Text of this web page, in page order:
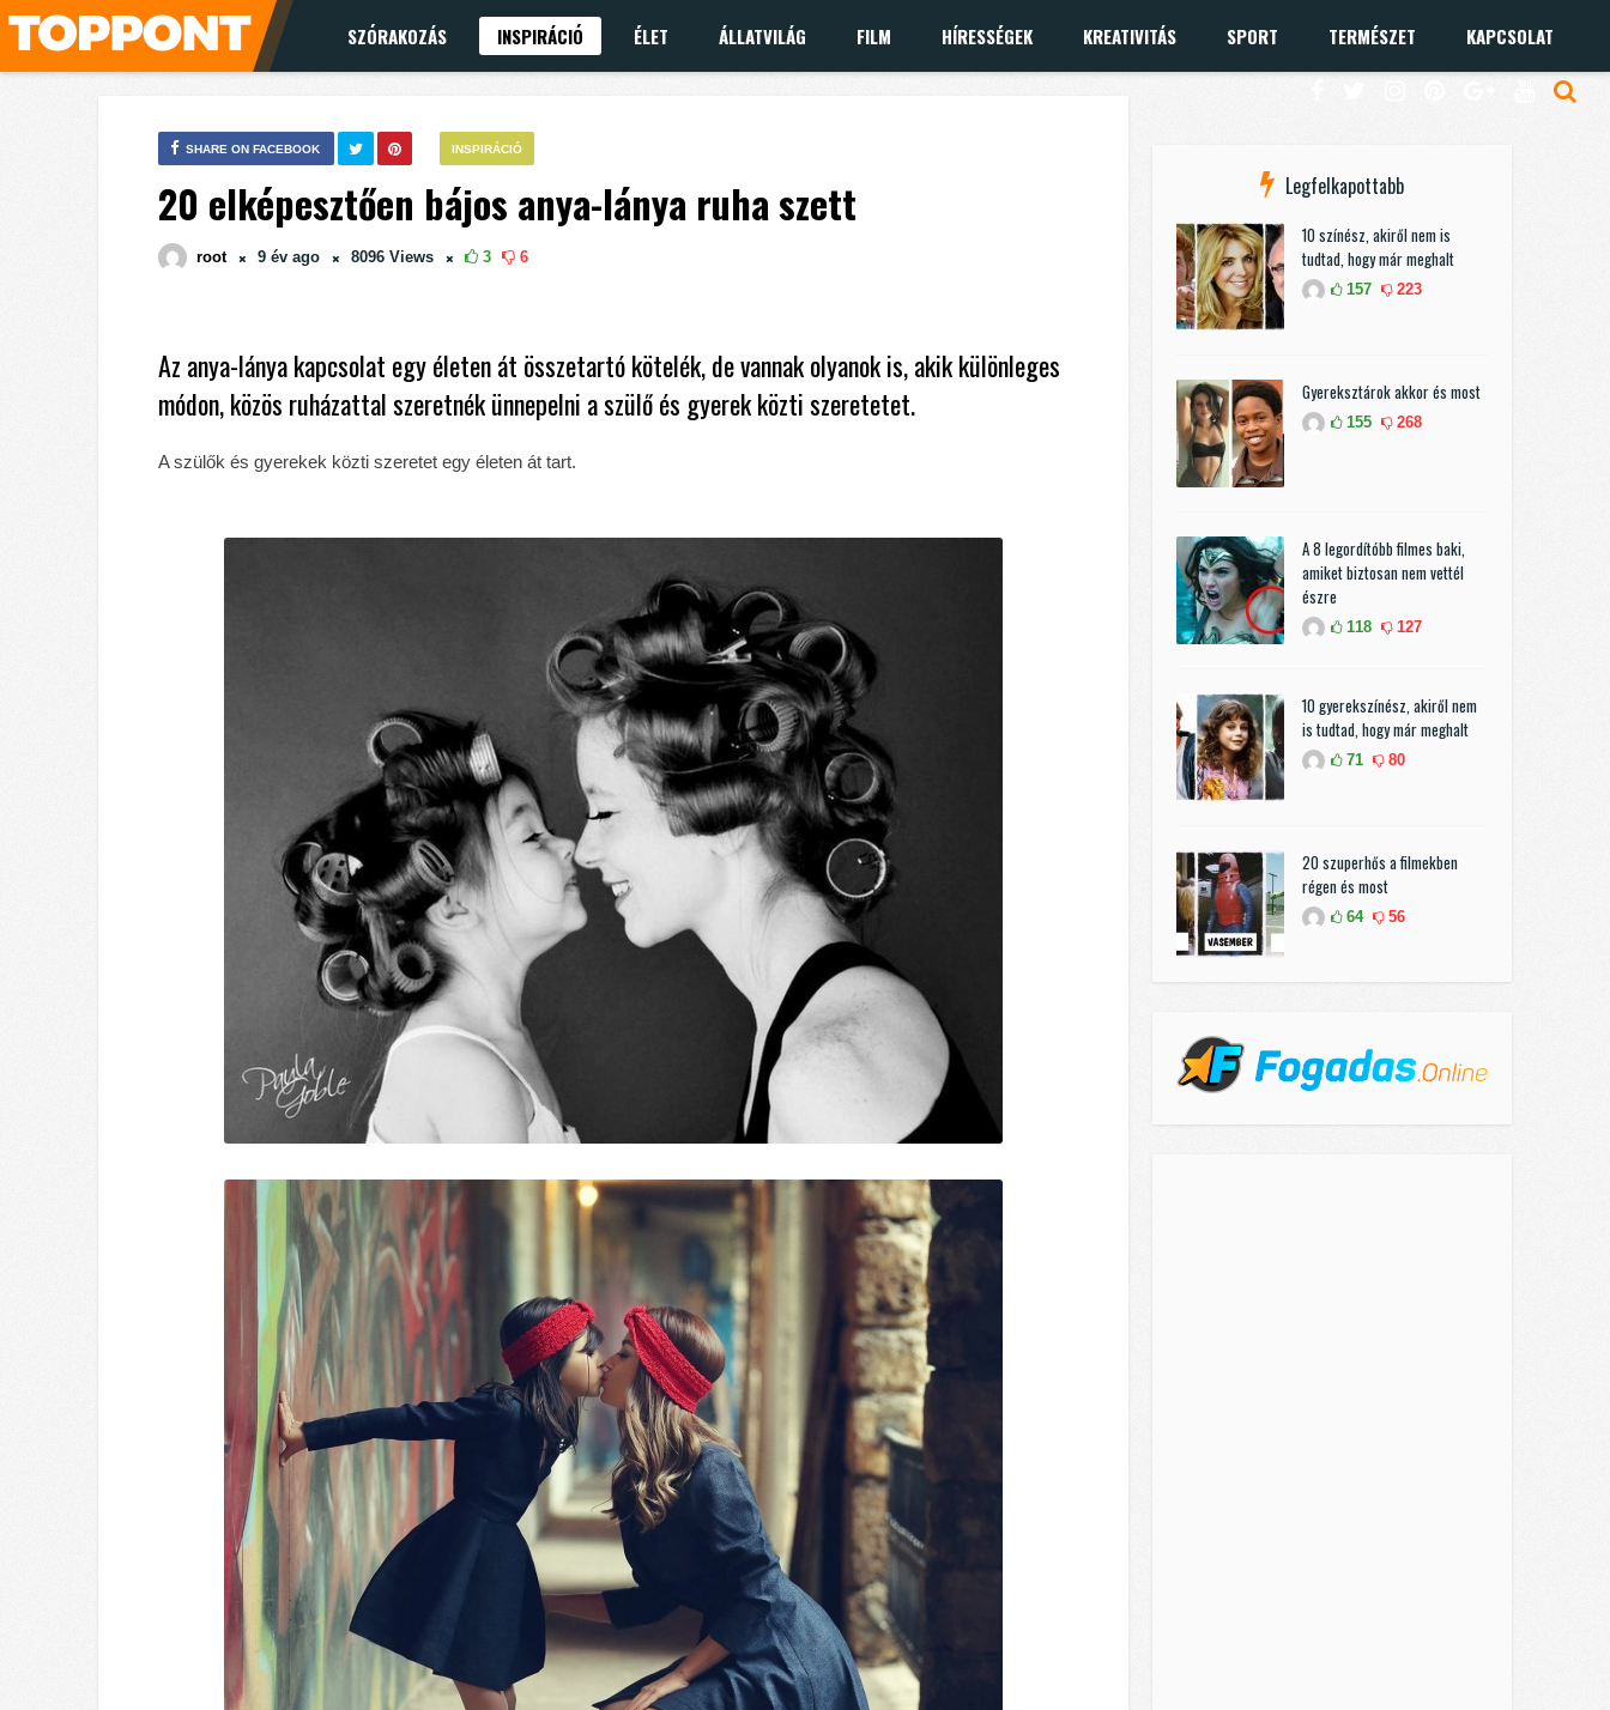
SZÓRAKOZÁS INSPIRÁCIÓ ÉLET ÁLLATVILÁG FILM HÍRESSÉGEK KREATIVITÁS SPORT TERMÉSZET KAPCSOLAT
INSPIRÁCIÓ
SHARE ON FACEBOOK
20 elképesztően bájos anya-lánya ruha szett
root 9 év ago 8096 Views 3 6
Az anya-lánya kapcsolat egy életen át összetartó kötelék, de vannak olyanok is, akik különleges
módon, közös ruházattal szeretnék ünnepelni a szülő és gyerek közti szeretetet.
A szülők és gyerekek közti szeretet egy életen át tart.
Legfelkapottabb
10 színész, akiről nem is
tudtad, hogy már meghalt
157 223
Gyereksztárok akkor és most
155 268
A 8 legordítóbb filmes baki,
amiket biztosan nem vettél
észre
118 127
10 gyerekszínész, akiről nem
is tudtad, hogy már meghalt
71 80
20 szuperhős a filmekben
régen és most
64 56